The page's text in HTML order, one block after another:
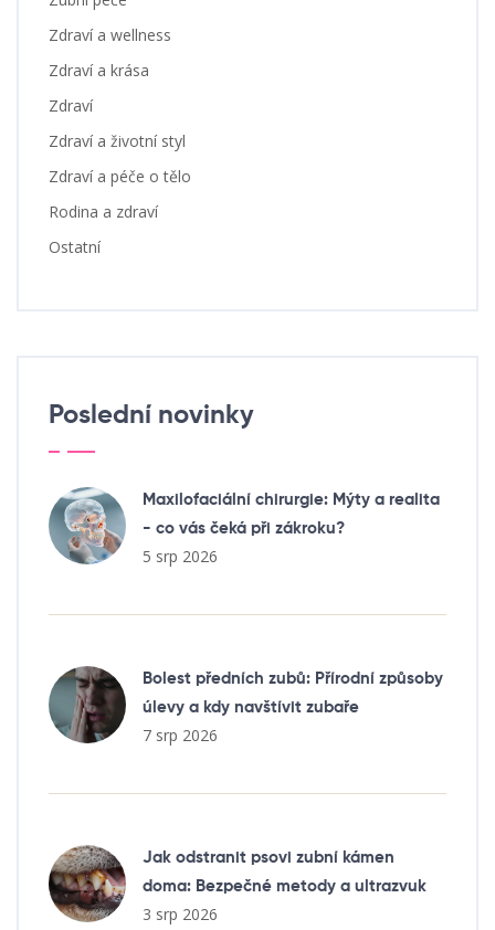
Zdraví a wellness
Zdraví a krása
Zdraví
Zdraví a životní styl
Zdraví a péče o tělo
Rodina a zdraví
Ostatní
Poslední novinky
Maxilofaciální chirurgie: Mýty a realita
- co vás čeká při zákroku?
5 srp 2026
Bolest předních zubů: Přírodní způsoby
úlevy a kdy navštívit zubaře
7 srp 2026
Jak odstranit psovi zubní kámen
doma: Bezpečné metody a ultrazvuk
3 srp 2026